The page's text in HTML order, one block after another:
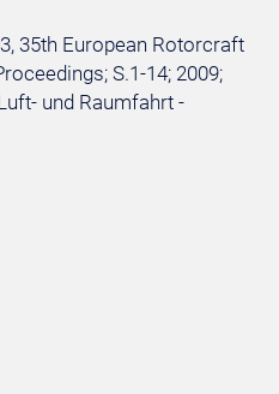
35th European Rotorcraft
S.1-14; 2009;
und Raumfahrt -